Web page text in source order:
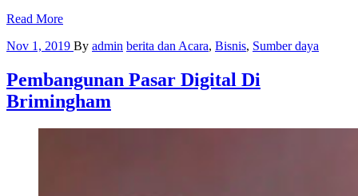
Read More
Nov 1, 2019 By admin berita dan Acara, Bisnis, Sumber daya
Pembangunan Pasar Digital Di
Brimingham